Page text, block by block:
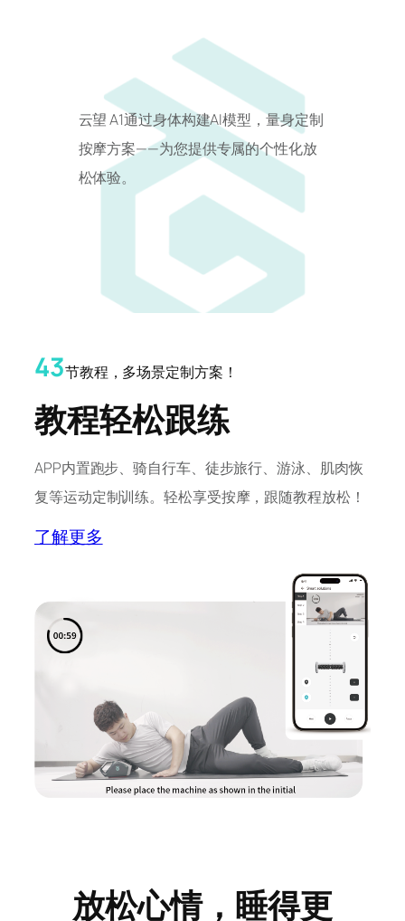
云望 A1通过身体构建AI模型，量身定制
按摩方案——为您提供专属的个性化放
松体验。
43节教程，多场景定制方案！
教程轻松跟练
APP内置跑步、骑自行车、徒步旅行、游泳、肌肉恢
复等运动定制训练。轻松享受按摩，跟随教程放松！
了解更多
放松心情，睡得更